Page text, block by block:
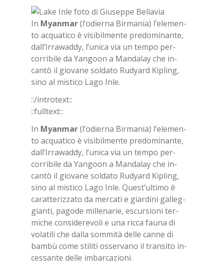
In Myan­mar(l’o­dier­na Bir­ma­nia) l’e­le­men­
to ac­qua­ti­co è vi­si­bil­men­te pre­do­mi­nan­te,
dal­l’Ir­ra­wad­dy, l’u­ni­ca via un tem­po per­
cor­ri­bi­le da Yan­goon a Man­da­lay che in­
can­tò il gio­va­ne sol­da­to Ru­dyard Ki­pling,
sino al mi­sti­co Lago Inle.
::/in­tro­text::
::full­text::
In Myan­mar(l’o­dier­na Bir­ma­nia) l’e­le­men­
to ac­qua­ti­co è vi­si­bil­men­te pre­do­mi­nan­te,
dal­l’Ir­ra­wad­dy, l’u­ni­ca via un tem­po per­
cor­ri­bi­le da Yan­goon a Man­da­lay che in­
can­tò il gio­va­ne sol­da­to Ru­dyard Ki­pling,
sino al mi­sti­co Lago Inle. Que­st’ul­ti­mo è
ca­rat­te­riz­za­to da mer­ca­ti e giar­di­ni gal­leg­
gian­ti, pa­go­de mil­le­na­rie, escur­sio­ni ter­
mi­che con­si­de­re­vo­li e una ric­ca fau­na di
vo­la­ti­li che dal­la som­mi­tà del­le can­ne di
bam­bù come sti­li­ti os­ser­va­no il tran­si­to in­
ces­san­te del­le im­bar­ca­zio­ni.